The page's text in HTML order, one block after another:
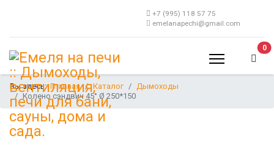
+7 (995) 118 57 75
emelanapechi@gmail.com
0В
Вы здесь:Главная Каталог
Дымоходы
Колено сэндвич 45° Ø 250*150